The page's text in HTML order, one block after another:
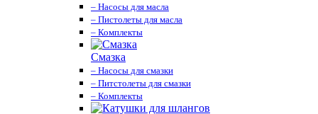
– Насосы для масла
– Пистолеты для масла
– Комплекты
Смазка
– Насосы для смазки
– Питстолеты для смазки
– Комплекты